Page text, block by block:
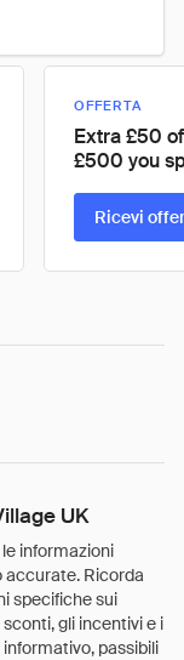
OFFERTA
Extra £50
£500 you
Ricevi
UK
informazioni
accurate. Ricorda
specifiche sui
gli incentivi e i
passibili